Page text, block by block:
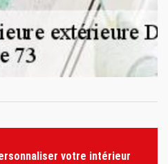
votre intérieur